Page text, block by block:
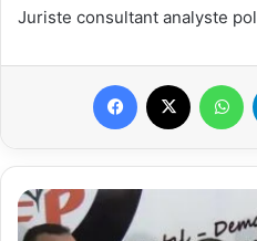
Juriste consultant analyste
Facebook